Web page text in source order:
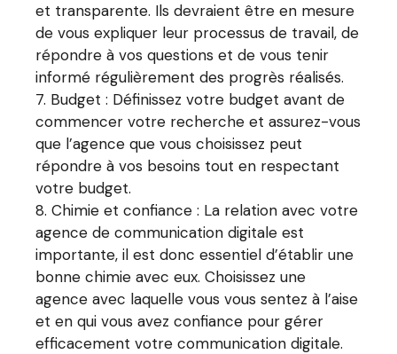
et transparente. Ils devraient être en mesure
de vous expliquer leur processus de travail, de
répondre à vos questions et de vous tenir
informé régulièrement des progrès réalisés.
Budget : Définissez votre budget avant de
commencer votre recherche et assurez-vous
que l’agence que vous choisissez peut
répondre à vos besoins tout en respectant
votre budget.
Chimie et confiance : La relation avec votre
agence de communication digitale est
importante, il est donc essentiel d’établir une
bonne chimie avec eux. Choisissez une
agence avec laquelle vous vous sentez à l’aise
et en qui vous avez confiance pour gérer
efficacement votre communication digitale.